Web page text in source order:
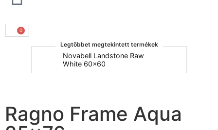
0
Legtöbbet megtekintett termékek
Novabell Landstone Raw
White 60x60
Ragno Frame Aqua